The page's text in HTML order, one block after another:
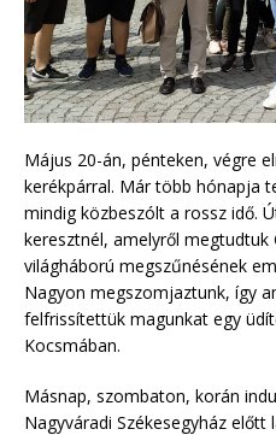
Május 20-án, pénteken, végre
kerékpárral. Már több hónapja
mindig közbeszólt a rossz idő.
keresztnél, amelyről megtudtuk
világháború megszűnésének
Nagyon megszomjaztunk, így
felfrissítettük magunkat egy
Kocsmában.
Másnap, szombaton, korán
Nagyváradi Székesegyház